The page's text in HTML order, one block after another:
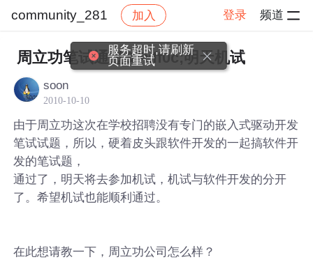
community_281 加入 登录 频道
社区 community_281 帖子详情
周立功笔试通过&#xff0c;明天机试
soon
2010-10-10
由于周立功这次在学校招聘没有专门的嵌入式驱动开发
笔试试题，所以，硬着皮头跟软件开发的一起搞软件开
发的笔试题，
通过了，明天将去参加机试，机试与软件开发的分开
了。希望机试也能顺利通过。
在此想请教一下，周立功公司怎么样？
服务超时,请刷新
页面重试